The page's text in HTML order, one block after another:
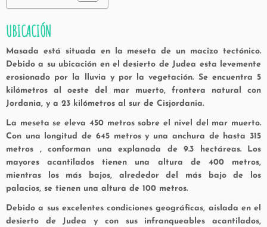
UBICACIÓN
Masada está situada en la meseta de un macizo tectónico.
Debido a su ubicación en el desierto de Judea esta levemente
erosionado por la lluvia y por la vegetación. Se encuentra 5
kilómetros al oeste del mar muerto, frontera natural con
Jordania, y a 23 kilómetros al sur de Cisjordania.
La meseta se eleva 450 metros sobre el nivel del mar muerto.
Con una longitud de 645 metros y una anchura de hasta 315
metros , conforman una explanada de 9.3 hectáreas. Los
mayores acantilados tienen una altura de 400 metros,
mientras los más bajos, alrededor del más bajo de los
palacios, se tienen una altura de 100 metros.
Debido a sus excelentes condiciones geográficas, aislada en el
desierto de Judea y con sus infranqueables acantilados,